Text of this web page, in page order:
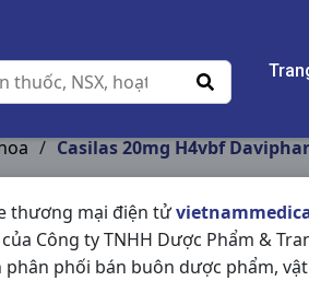
thương mại điện tử
Công ty TNHH Dược Phẩm &
phân phối bán buôn dược phẩm,
/ Casilas 20mg H4vbf
CASILAS